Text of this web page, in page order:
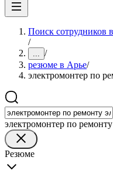
Поиск сотрудников
/
... /
резюме в Арье/
электромонтер по
электромонтер по
Резюме